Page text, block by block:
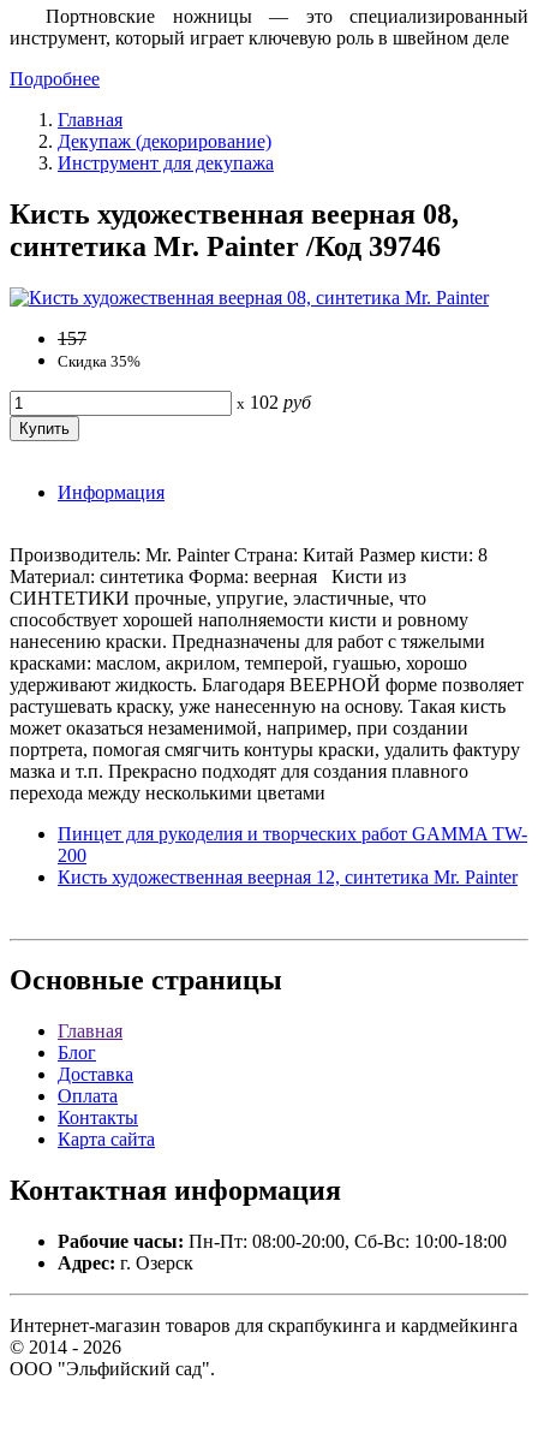
Портновские ножницы — это специализированный
инструмент, который играет ключевую роль в швейном деле
Подробнее
Главная
Декупаж (декорирование)
Инструмент для декупажа
Кисть художественная веерная 08,
синтетика Mr. Painter /Код 39746
157
Скидка 35%
x 102 руб
Информация
Производитель: Mr. Painter Страна: Китай Размер кисти: 8
Материал: синтетика Форма: веерная Кисти из
СИНТЕТИКИ прочные, упругие, эластичные, что
способствует хорошей наполняемости кисти и ровному
нанесению краски. Предназначены для работ с тяжелыми
красками: маслом, акрилом, темперой, гуашью, хорошо
удерживают жидкость. Благодаря ВЕЕРНОЙ форме позволяет
растушевать краску, уже нанесенную на основу. Такая кисть
может оказаться незаменимой, например, при создании
портрета, помогая смягчить контуры краски, удалить фактуру
мазка и т.п. Прекрасно подходят для создания плавного
перехода между несколькими цветами
Пинцет для рукоделия и творческих работ GAMMA TW-
200
Кисть художественная веерная 12, синтетика Mr. Painter
Основные страницы
Главная
Блог
Доставка
Оплата
Контакты
Карта сайта
Контактная информация
Рабочие часы: Пн-Пт: 08:00-20:00, Сб-Вс: 10:00-18:00
Адрес: г. Озерск
Интернет-магазин товаров для скрапбукинга и кардмейкинга
© 2014 - 2026
ООО "Эльфийский сад".